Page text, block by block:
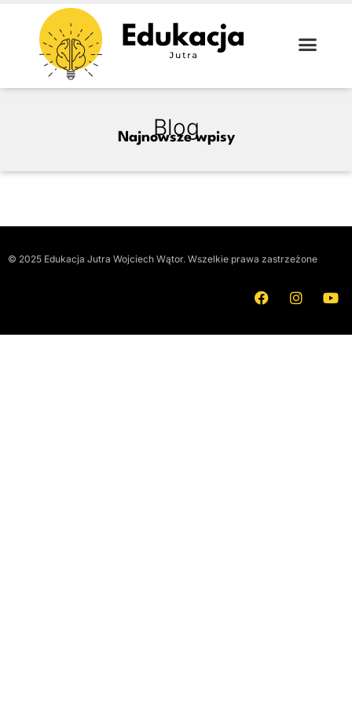
Blog
Najnowsze wpisy
© 2025 Edukacja Jutra Wojciech Wątor. Wszelkie prawa zastrzeżone